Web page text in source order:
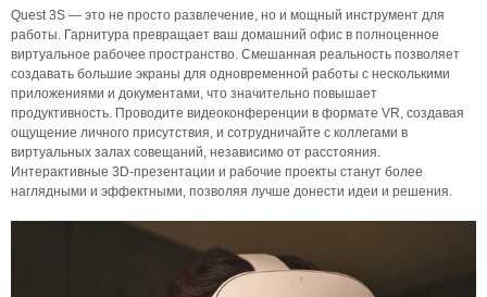
Quest 3S — это не просто развлечение, но и мощный инструмент для
работы. Гарнитура превращает ваш домашний офис в полноценное
виртуальное рабочее пространство. Смешанная реальность позволяет
создавать большие экраны для одновременной работы с несколькими
приложениями и документами, что значительно повышает
продуктивность. Проводите видеоконференции в формате VR, создавая
ощущение личного присутствия, и сотрудничайте с коллегами в
виртуальных залах совещаний, независимо от расстояния.
Интерактивные 3D-презентации и рабочие проекты станут более
наглядными и эффектными, позволяя лучше донести идеи и решения.